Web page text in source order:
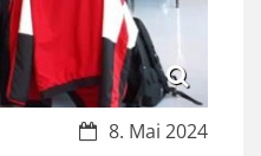
Datum:
8. Mai 2024